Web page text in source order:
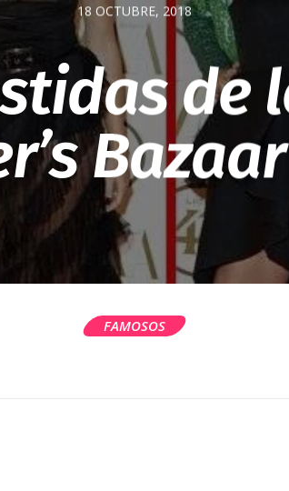
18 OCTUBRE, 2018
de
FAMOSOS